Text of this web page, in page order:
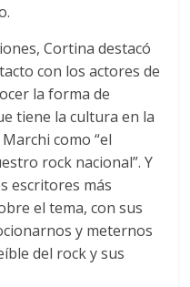
Cortina destacó
con los actores de
la forma de
tiene la cultura en la
como “el
rock nacional”. Y
escritores más
el tema, con sus
y meternos
del rock y sus